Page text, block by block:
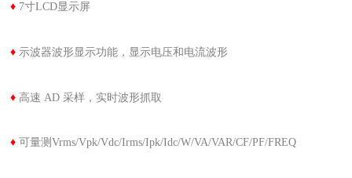
♦ 7寸LCD显示屏
♦ 示波器波形显示功能，显示电压和电流波形
♦ 高速 AD 采样，实时波形抓取
♦可量测Vrms/Vpk/Vdc/Irms/Ipk/Idc/W/VA/VAR/CF/PF/FREQ